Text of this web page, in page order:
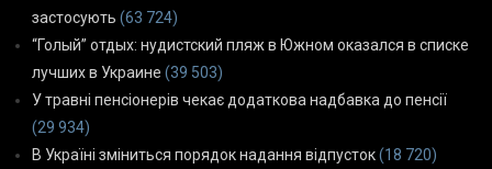
застосують (63 724)
“Голый” отдых: нудистский пляж в Южном оказался в списке
лучших в Украине (39 503)
У травні пенсіонерів чекає додаткова надбавка до пенсії
(29 934)
В Україні зміниться порядок надання відпусток(18 720)